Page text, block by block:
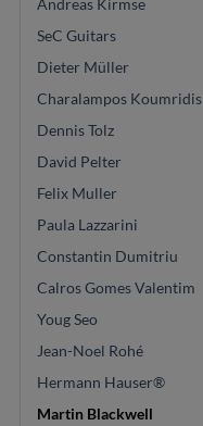
SeC Guitars
Dieter Müller
Charalampos Koumridis
Dennis Tolz
David Pelter
Felix Muller
Paula Lazzarini
Constantin Dumitriu
Calros Gomes Valentim
Youg Seo
Jean-Noel Rohé
Hermann Hauser®
Martin Blackwell